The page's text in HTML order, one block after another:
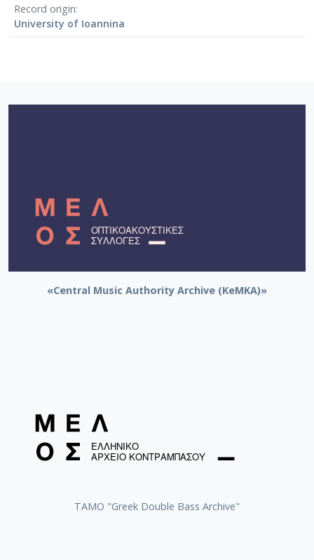
Record origin
University of Ioannina
«Central Music Authority Archive (KeMKA)»
ΤΑΜΟ "Greek Double Bass Archive"